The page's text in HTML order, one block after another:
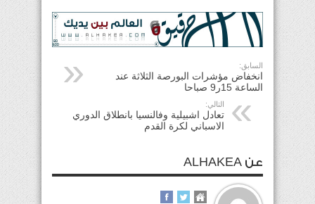
السابق:
انخفاض مؤشرات البورصة الثلاثة عند
الساعة 15ر9 صباحا
التالي:
تعادل اشبيلية وفالنسيا بانطلاق الدوري
الاسباني لكرة القدم
عن ALHAKEA